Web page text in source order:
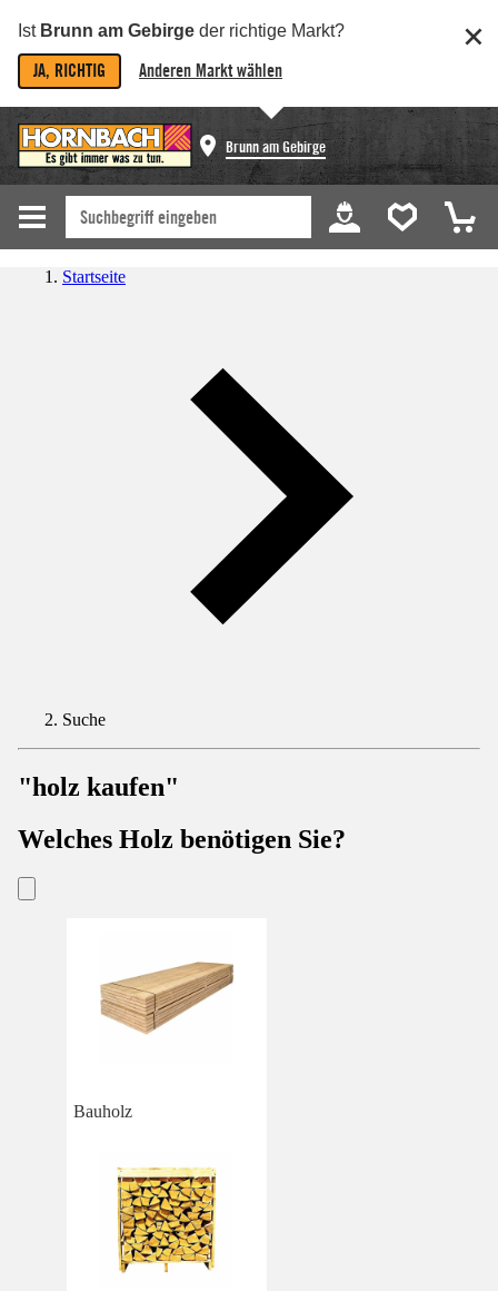
Ist Brunn am Gebirge der richtige Markt?
JA, RICHTIG Anderen Markt wählen
Brunn am Gebirge
Startseite
Suche
"holz kaufen"
Welches Holz benötigen Sie?
Bauholz